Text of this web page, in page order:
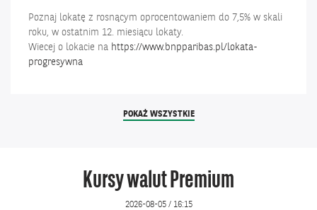
SPONSOREM
NAGRODY
SPECJALNEJ
YOUNG
facebook.
w
nowym
oknie.
Poznaj lokatę z rosnącym oprocentowaniem do 7,5% w skali
roku, w ostatnim 12. miesiącu lokaty.
Wiecej o lokacie na https://www.bnpparibas.pl/lokata-
progresywna
POKAŻ WSZYSTKIEAKTUALNOŚCI
Kursy walut Premium
2026-08-05 / 16:15